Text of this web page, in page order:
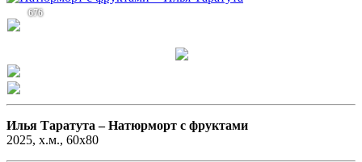
676
Илья Таратута –Натюрморт с фруктами
2025, х.м., 60х80